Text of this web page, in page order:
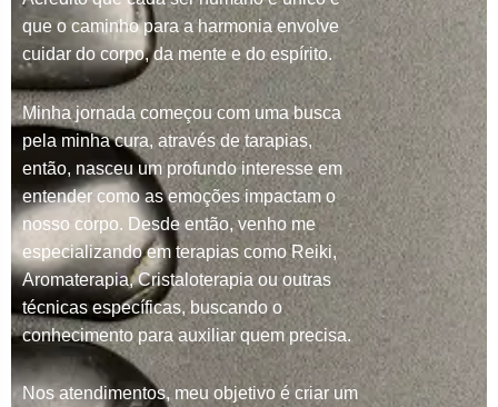
que o caminho para a harmonia envolve
cuidar do corpo, da mente e do espírito.
Minha jornada começou com uma busca
pela minha cura, através de tarapias,
então, nasceu um profundo interesse em
entender como as emoções impactam o
nosso corpo. Desde então, venho me
especializando em terapias como Reiki,
Aromaterapia, Cristaloterapia ou outras
técnicas específicas, buscando o
conhecimento para auxiliar quem precisa.
Nos atendimentos, meu objetivo é criar um